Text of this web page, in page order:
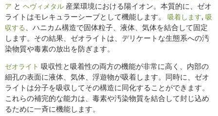
ア と ヘヴィメタル 産業環境における陽イオン。本質的に、ゼオ
ライトはモレキュラーシーブとして機能します。 吸着します, 吸
収する
、ハニカム構造で固体粒子、液体、気体を結合して固定
します。その結果、ゼオライトは、デリケートな生態系への汚
染物質や毒素の放出を防ぎます。
ゼオライト 吸収性と吸着性の両方の機能が非常に高く、内部の
細孔の表面に液体、気体、浮遊物が吸着します。同時に、ゼオ
ライトは分子を吸収してその構造に同化することができます。
これらの補完的な能力は、毒素や汚染物質を結合して封じ込め
るために一斉に機能します。